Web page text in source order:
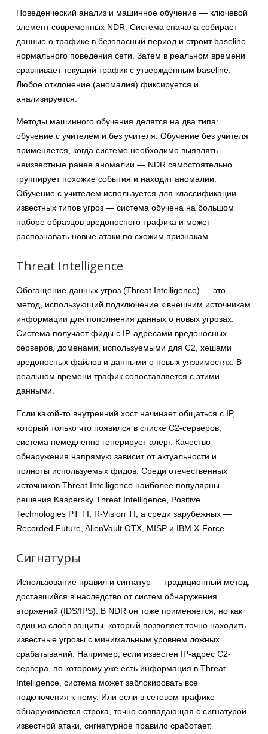
Поведенческий анализ и машинное обучение — ключевой
элемент современных NDR. Система сначала собирает
данные о трафике в безопасный период и строит baseline
нормального поведения сети. Затем в реальном времени
сравнивает текущий трафик с утверждённым baseline.
Любое отклонение (аномалия) фиксируется и
анализируется.
Методы машинного обучения делятся на два типа:
обучение с учителем и без учителя. Обучение без учителя
применяется, когда системе необходимо выявлять
неизвестные ранее аномалии — NDR самостоятельно
группирует похожие события и находит аномалии.
Обучение с учителем используется для классификации
известных типов угроз — система обучена на большом
наборе образцов вредоносного трафика и может
распознавать новые атаки по схожим признакам.
Threat Intelligence
Обогащение данных угроз (Threat Intelligence) — это
метод, использующий подключение к внешним источникам
информации для пополнения данных о новых угрозах.
Система получает фиды с IP-адресами вредоносных
серверов, доменами, используемыми для C2, хешами
вредоносных файлов и данными о новых уязвимостях. В
реальном времени трафик сопоставляется с этими
данными.
Если какой-то внутренний хост начинает общаться с IP,
который только что появился в списке C2-серверов,
система немедленно генерирует алерт. Качество
обнаружения напрямую зависит от актуальности и
полноты используемых фидов. Среди отечественных
источников Threat Intelligence наиболее популярны
решения Kaspersky Threat Intelligence, Positive
Technologies PT TI, R-Vision TI, а среди зарубежных —
Recorded Future, AlienVault OTX, MISP и IBM X-Force.
Сигнатуры
Использование правил и сигнатур — традиционный метод,
доставшийся в наследство от систем обнаружения
вторжений (IDS/IPS). В NDR он тоже применяется, но как
один из слоёв защиты, который позволяет точно находить
известные угрозы с минимальным уровнем ложных
срабатываний. Например, если известен IP-адрес C2-
сервера, по которому уже есть информация в Threat
Intelligence, система может заблокировать все
подключения к нему. Или если в сетевом трафике
обнаруживается строка, точно совпадающая с сигнатурой
известной атаки, сигнатурное правило сработает.